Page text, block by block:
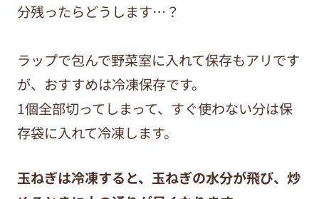
分残ったらどうします…？
ラップで包んで野菜室に入れて保存もアリです
が、おすすめは冷凍保存です。
1個全部切ってしまって、すぐ使わない分は保
存袋に入れて冷凍します。
玉ねぎは冷凍すると、玉ねぎの水分が飛び、炒